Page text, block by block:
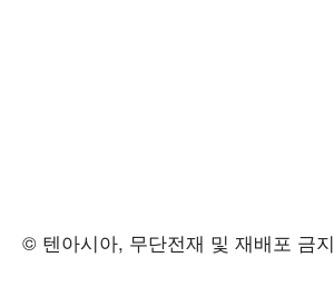
© 텐아시아, 무단전재 및 재배포 금지